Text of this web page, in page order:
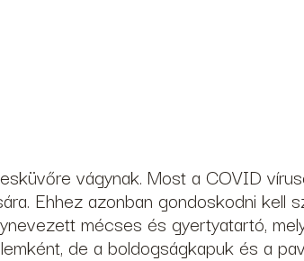
vágynak. Most a COVID
Ehhez azonban gondoskodni kell
mécses és gyertyatartó,
de a boldogságkapuk és a